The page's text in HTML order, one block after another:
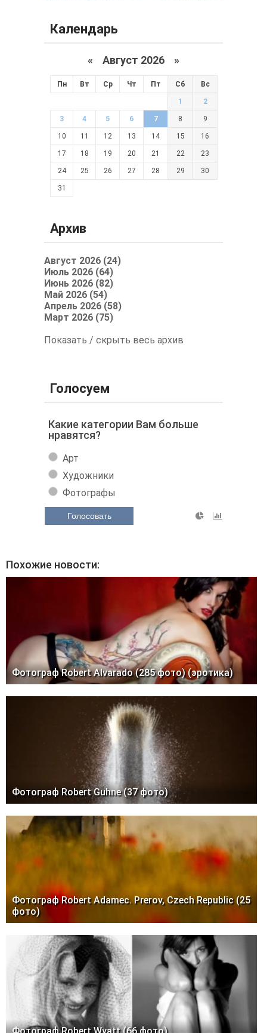
Календарь
« Август 2026 »
Пн Вт Ср Чт Пт Сб Вс
1 2
3 4 5 6 7 8 9
10 11 12 13 14 15 16
17 18 19 20 21 22 23
24 25 26 27 28 29 30
31
Архив
Август 2026 (24)
Июль 2026 (64)
Июнь 2026 (82)
Май 2026 (54)
Апрель 2026 (58)
Март 2026 (75)
Показать / скрыть весь архив
Голосуем
Какие категории Вам больше
нравятся?
Арт
Художники
Фотографы
Голосовать
Похожие новости:
Фотограф Robert Alvarado (285 фото) (эротика)
Фотограф Robert Guhne (37 фото)
Фотограф Robert Adamec. Prerov, Czech Republic (25
фото)